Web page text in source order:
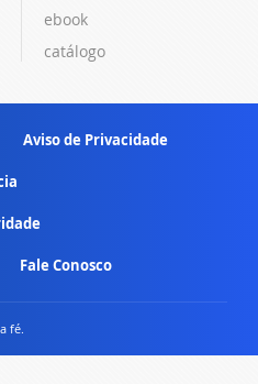
ebook
catálogo
Aviso de Privacidade
Fale Conosco
fé.